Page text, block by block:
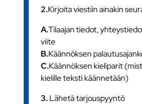
2.Kirjoita viestiin ainakin
A.Tilaajan tiedot,
viite
B.Käännöksen
C.Käännöksen kieliparit
kielille teksti käännetään)
3. Lähetä tarjouspyyntö